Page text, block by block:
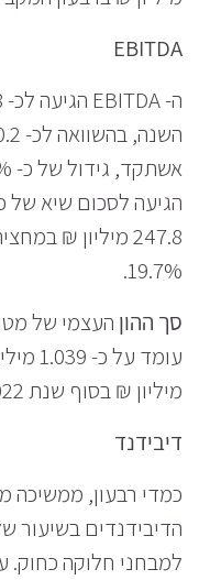
EBITDA
19.7%.
סך ההון
מיליון ₪ בסוף שנת 2022 , כ-26% מסך המאזן.
דיבידנד
כמדי רבעון, ממשיכה